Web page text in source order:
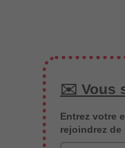
✉️ Vous
Entrez votre
rejoindrez de